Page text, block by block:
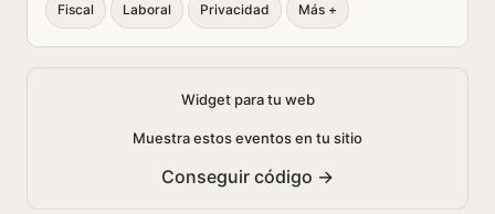
Fiscal Laboral Privacidad Más +
Widget para tu web
Muestra estos eventos en tu sitio
Conseguir código →